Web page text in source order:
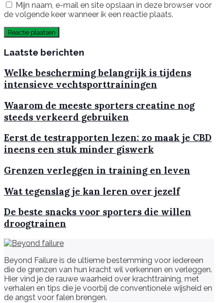
Mijn naam, e-mail en site opslaan in deze browser voor
de volgende keer wanneer ik een reactie plaats.
Laatste berichten
Welke bescherming belangrijk is tijdens
intensieve vechtsporttrainingen
Waarom de meeste sporters creatine nog
steeds verkeerd gebruiken
Eerst de testrapporten lezen: zo maak je CBD
ineens een stuk minder giswerk
Grenzen verleggen in training en leven
Wat tegenslag je kan leren over jezelf
De beste snacks voor sporters die willen
droogtrainen
Beyond Failure is de ultieme bestemming voor iedereen
die de grenzen van hun kracht wil verkennen en verleggen.
Hier vind je de rauwe waarheid over krachttraining, met
verhalen en tips die je voorbij de conventionele wijsheid en
de angst voor falen brengen.